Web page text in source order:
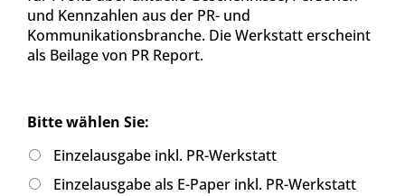
und Kennzahlen aus der PR- und
Kommunikationsbranche. Die Werkstatt erscheint
als Beilage von PR Report.
Bitte wählen Sie:
Einzelausgabe inkl. PR-Werkstatt
Einzelausgabe als E-Paper inkl. PR-Werkstatt